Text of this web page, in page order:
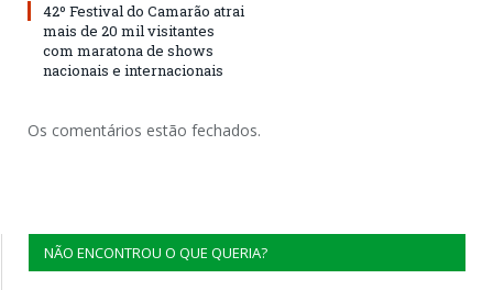
42º Festival do Camarão atrai
mais de 20 mil visitantes
com maratona de shows
nacionais e internacionais
Os comentários estão fechados.
NÃO ENCONTROU O QUE QUERIA?